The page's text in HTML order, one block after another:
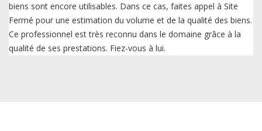
biens sont encore utilisables. Dans ce cas, faites appel à Site
Fermé pour une estimation du volume et de la qualité des biens.
Ce professionnel est très reconnu dans le domaine grâce à la
qualité de ses prestations. Fiez-vous à lui.